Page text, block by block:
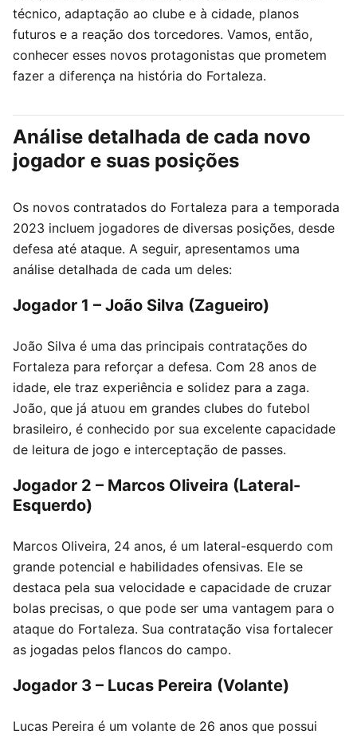
técnico, adaptação ao clube e à cidade, planos
futuros e a reação dos torcedores. Vamos, então,
conhecer esses novos protagonistas que prometem
fazer a diferença na história do Fortaleza.
Análise detalhada de cada novo
jogador e suas posições
Os novos contratados do Fortaleza para a temporada
2023 incluem jogadores de diversas posições, desde
defesa até ataque. A seguir, apresentamos uma
análise detalhada de cada um deles:
Jogador 1 – João Silva (Zagueiro)
João Silva é uma das principais contratações do
Fortaleza para reforçar a defesa. Com 28 anos de
idade, ele traz experiência e solidez para a zaga.
João, que já atuou em grandes clubes do futebol
brasileiro, é conhecido por sua excelente capacidade
de leitura de jogo e interceptação de passes.
Jogador 2 – Marcos Oliveira (Lateral-
Esquerdo)
Marcos Oliveira, 24 anos, é um lateral-esquerdo com
grande potencial e habilidades ofensivas. Ele se
destaca pela sua velocidade e capacidade de cruzar
bolas precisas, o que pode ser uma vantagem para o
ataque do Fortaleza. Sua contratação visa fortalecer
as jogadas pelos flancos do campo.
Jogador 3 – Lucas Pereira (Volante)
Lucas Pereira é um volante de 26 anos que possui